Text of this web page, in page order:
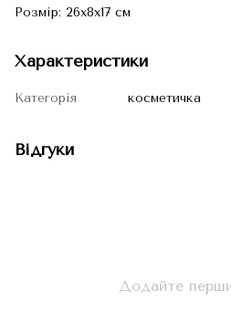
Розмір: 26x8x17 см
Характеристики
Категорія косметичка
Відгуки
Додайте